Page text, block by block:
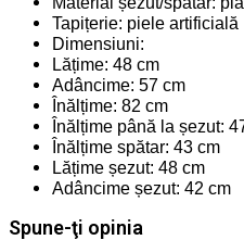
Tapițerie: piele artificială
Dimensiuni:
Lățime: 48 cm
Adâncime: 57 cm
Înălțime: 82 cm
Înălțime până la șezut:
Înălțime spătar: 43 cm
Lățime șezut: 48 cm
Adâncime șezut: 42 cm
Spune-ţi opinia